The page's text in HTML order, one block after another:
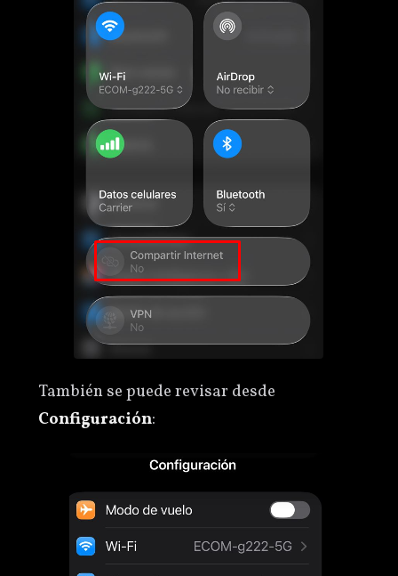
También se puede revisar desde
Configuración: